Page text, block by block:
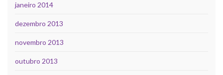
janeiro 2014
dezembro 2013
novembro 2013
outubro 2013